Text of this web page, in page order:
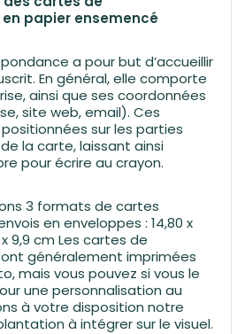
papier ensemencé
a pour but d’accueillir
En général, elle comporte
ainsi que ses coordonnées
site web, email). Ces
sur les parties
la carte, laissant ainsi
pour écrire au crayon.
3 formats de cartes
en enveloppes : 14,80 x
9,9 cm Les cartes de
généralement imprimées
mais vous pouvez si vous le
une personnalisation au
à votre disposition notre
à intégrer sur le visuel.